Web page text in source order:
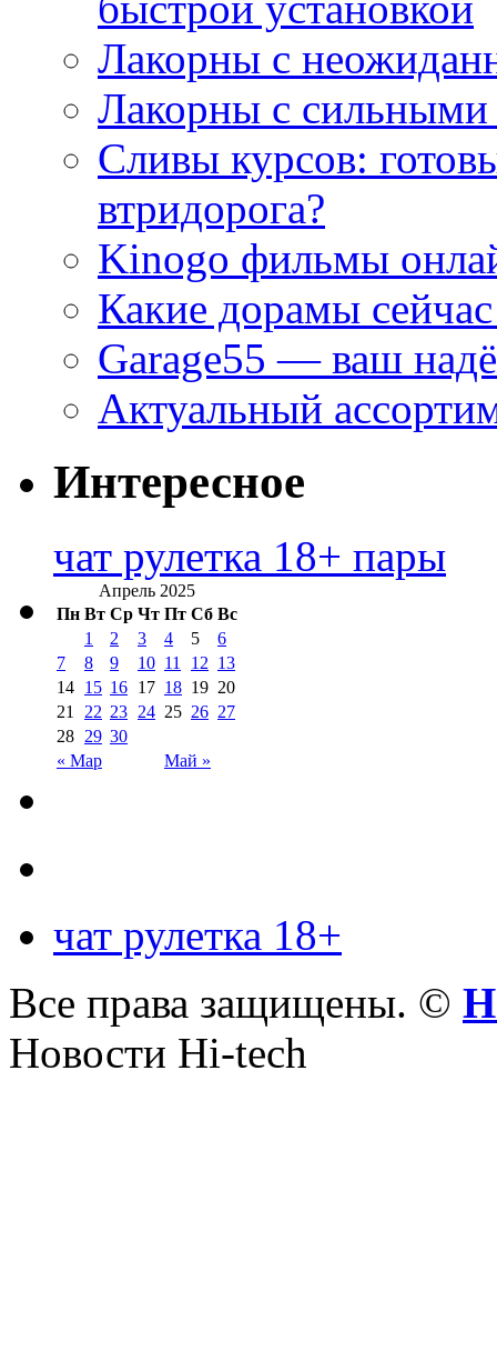
Лакорны с
Лакорны с сильными
Сливы курсов:
втридорога?
Kinogo фильмы
Какие дорамы
Garage55 — ваш
Актуальный
Интересное
чат рулетка 18+ пары
Апрель 2025
Пн Вт Ср Чт Пт Сб Вс
« Мар Май »
1 2 3 4 5
6
7
8 9 10 11 12 13
14 15 16 17 18 19 20
21
22 23 24 25 26 27
28 29 30
чат рулетка 18+
Все права защищены. ©
Новости Hi-tech